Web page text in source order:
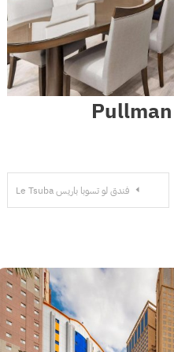
فندق لو تسوبا باريس Le Tsuba